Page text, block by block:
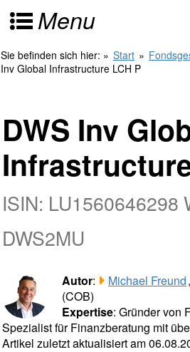
Menu
Sie befinden sich hier: » Start »
Inv Global Infrastructure LCH P
DWS Inv
ISIN: LU1560646298
DWS2MU
Autor: Michael Freund
(COB)
Expertise: Gründer von
Spezialist für Finanzberatung mit
Artikel zuletzt aktualisiert am